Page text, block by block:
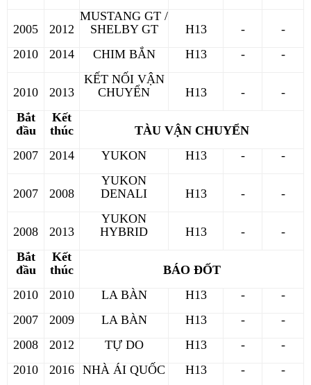
2005 2012
MUSTANG GT /
SHELBY GT
H13 -
-
2010
2014 CHIM BẮN H13 - -
2010 2013
KẾT NỐI VẬN
CHUYỂN
H13 -
-
Bắt
đầu
Kết
thúc
TÀU VẬN CHUYỂN
2007
2014 YUKON H13 - -
2007 2008
YUKON
DENALI
H13 - -
2008 2013
YUKON
HYBRID
H13 -
-
Bắt
đầu
Kết
thúc
BÁO ĐỐT
2010
2010 LA BÀN H13 -
-
2007
2009 LA BÀN H13 -
-
2008
2012 TỰ DO H13 -
-
2010
2016 NHÀ ÁI QUỐC H13 -
-